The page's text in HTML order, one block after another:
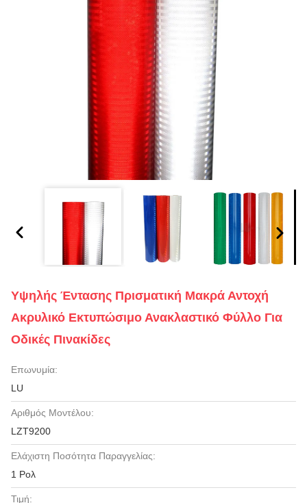
Υψηλής Έντασης Πρισματική Μακρά Αντοχή
Ακρυλικό Εκτυπώσιμο Ανακλαστικό Φύλλο Για
Οδικές Πινακίδες
Επωνυμία:
LU
Αριθμός Μοντέλου:
LZT9200
Ελάχιστη Ποσότητα Παραγγελίας:
1 Ρολ
Τιμή: